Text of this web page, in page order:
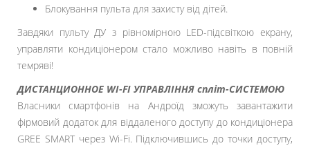
Блокування пульта для захисту від дітей.
Завдяки пульту ДУ з рівномірною LED-підсвіткою екрану,
управляти кондиціонером стало можливо навіть в повній
темряві!
ДИСТАНЦИОННОЕ WI-FI УПРАВЛІННЯ спліт-СИСТЕМОЮ
Власники смартфонів на Андроїд зможуть завантажити
фірмовий додаток для віддаленого доступу до кондиціонера
GREE SMART через Wi-Fi. Підключившись до точки доступу,